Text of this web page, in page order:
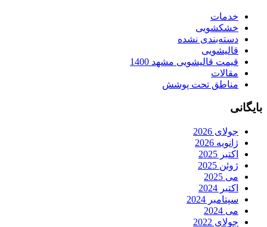
خدمات
خشکشویی
دسته‌بندی نشده
قالیشویی
قیمت قالیشویی مشهد 1400
مقالات
مناطق تحت پوشش
بایگانی
جولای 2026
ژانویه 2026
اکتبر 2025
ژوئن 2025
می 2025
اکتبر 2024
سپتامبر 2024
می 2024
جولای 2022